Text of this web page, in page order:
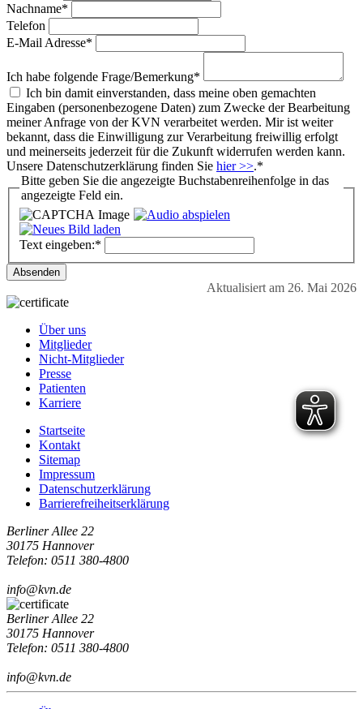
Nachname*
Telefon
E-Mail Adresse*
Ich habe folgende Frage/Bemerkung*
Ich bin damit einverstanden, dass meine oben gemachten
Eingaben (personenbezogene Daten) zum Zwecke der Bearbeitung
meiner Anfrage von der KVN verarbeitet werden. Mir ist weiter
bekannt, dass die Einwilligung zur Verarbeitung freiwillig erfolgt
und meinerseits jederzeit für die Zukunft widerrufen werden kann.
Unsere Datenschutzerklärung finden Sie hier >>.*
Bitte geben Sie die angezeigte Buchstabenreihenfolge in das
angezeigte Feld ein.​
Text eingeben:*
Aktualisiert am 26. Mai 2026
Über uns
Mitglieder
Nicht-Mitglieder
Presse
Patienten
Karriere
Startseite
Kontakt
Sitemap
Impressum
Datenschutzerklärung
Barrierefreiheitserklärung
Berliner Allee 22
30175 Hannover
Telefon: 0511 380-4800
info@kvn.de
Berliner Allee 22
30175 Hannover
Telefon: 0511 380-4800
info@kvn.de